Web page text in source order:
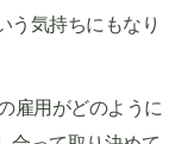
う気持ちにもなり
雇用がどのように